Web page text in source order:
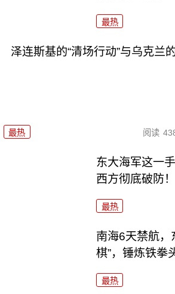
最热
泽连斯基的“清场行动”与乌克兰
最热 阅读
东大海军这一
西方彻底破防！
最热
南海6天禁航，
棋”，锤炼铁拳
最热